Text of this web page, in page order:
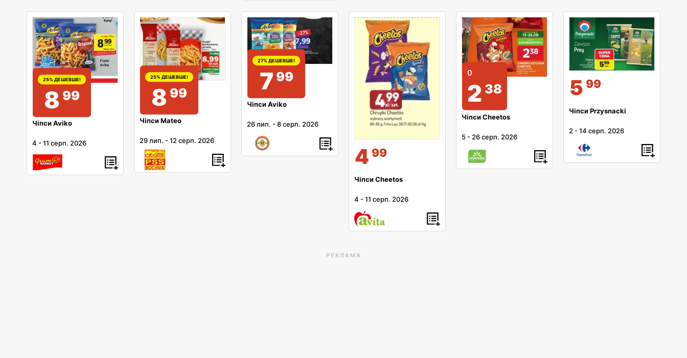
25% ДЕШЕВШЕ!
8 99
Чіпси Aviko
4 -11 серп. 2026
25% ДЕШЕВШЕ!
8 99
Чіпси Mateo
29 лип. -12 серп. 2026
27% ДЕШЕВШЕ!
7 99
Чіпси Aviko
26 лип. -8 серп. 2026
4 99
Чіпси Cheetos
4 -11 серп. 2026
0
2 38
Чіпси Cheetos
5 - 26 серп. 2026
5 99
Чіпси Przysnacki
2 -14 серп. 2026
РЕКЛАМА